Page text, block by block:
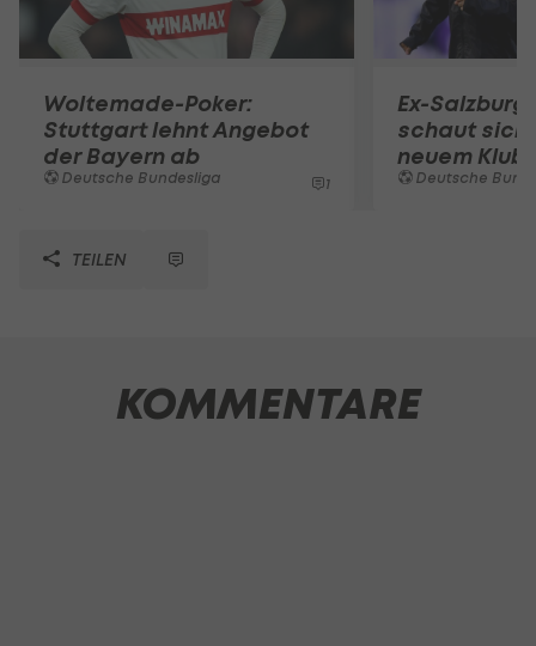
Woltemade-Poker:
Stuttgart lehnt Angebot
der Bayern ab
Deutsche Bundesliga 1
Ex-
schaut sich
neuem Klub
Deutsche
TEILEN
KOMMENTARE